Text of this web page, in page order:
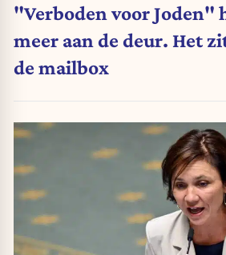
"Verboden voor Joden"
meer aan de deur. Het
de mailbox